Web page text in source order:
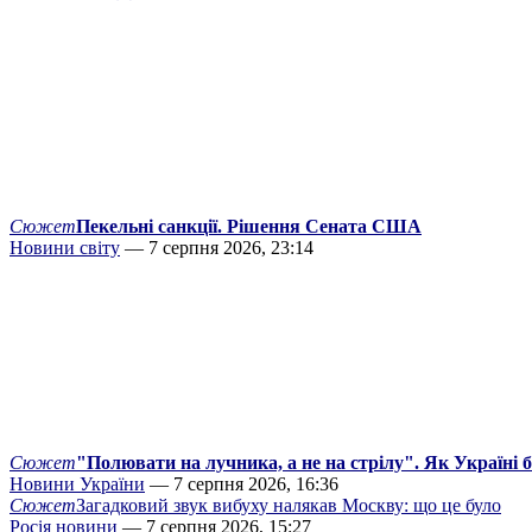
СюжетПекельні санкції. Рішення Сената США
Новини світу — 7 серпня 2026, 23:14
Сюжет"Полювати на лучника, а не на стрілу". Як Україні
Новини України — 7 серпня 2026, 16:36
СюжетЗагадковий звук вибуху налякав Москву: що це було
Росія новини — 7 серпня 2026, 15:27